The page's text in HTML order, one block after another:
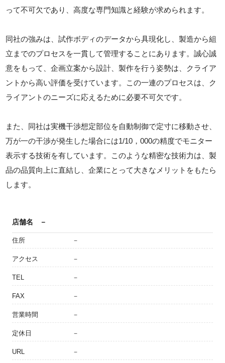
って不可欠であり、高度な専門知識と経験が求められます。
同社の強みは、試作ボディのデータから具現化し、製造から組
立までのプロセスを一貫して管理することにあります。誠心誠
意をもって、企画立案から設計、製作を行う姿勢は、クライア
ントから高い評価を受けています。この一連のプロセスは、ク
ライアントのニーズに応えるために必要不可欠です。
また、同社は実機干渉想定部位を自動制御で定寸に移動させ、
万が一の干渉が発生した場合には1/10，000の精度でモニター
表示する技術を有しています。このような精密な技術力は、製
品の品質向上に直結し、企業にとって大きなメリットをもたら
します。
店舗名 －
住所 －
アクセス －
TEL －
FAX －
営業時間 －
定休日 －
URL －